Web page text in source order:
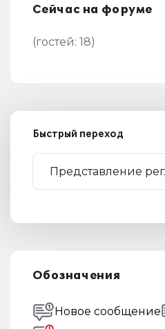
Сейчас на форуме
(гостей: 18)
Быстрый переход
Обозначения
Новое сообщение